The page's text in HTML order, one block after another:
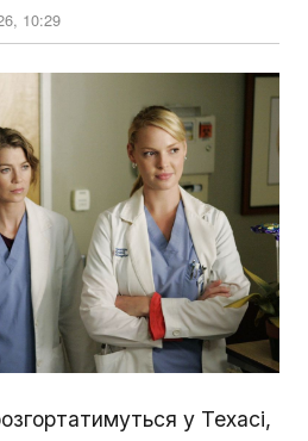
10:29
у Техасі,